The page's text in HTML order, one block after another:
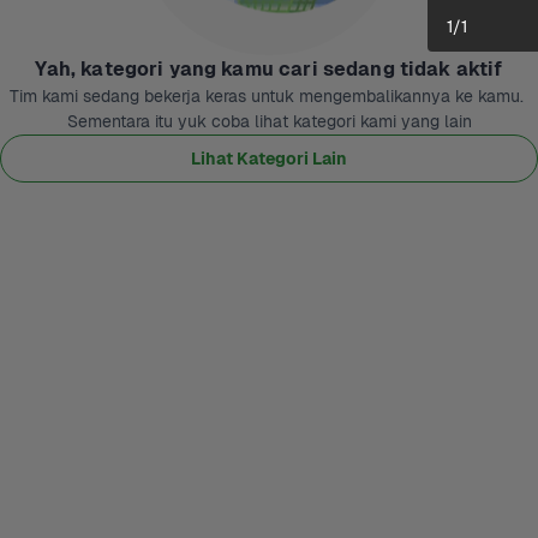
Yah, kategori yang kamu cari sedang tidak aktif
Tim kami sedang bekerja keras untuk mengembalikannya ke kamu.
Sementara itu yuk coba lihat kategori kami yang lain
Lihat Kategori Lain
1/1